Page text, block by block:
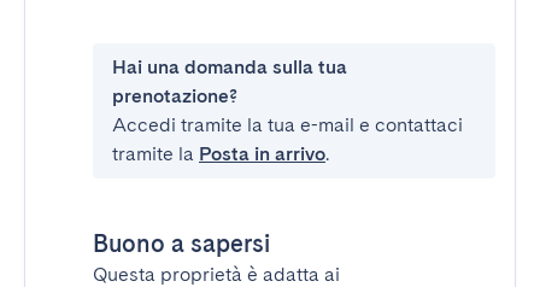
Hai una domanda sulla tua
prenotazione?
Accedi tramite la tua e-mail e contattaci
tramite la Posta in arrivo.
Buono a sapersi
Questa proprietà è adatta ai